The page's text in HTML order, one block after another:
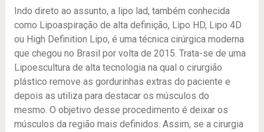
Indo direto ao assunto, a lipo lad, também conhecida
como Lipoaspiração de alta definição, Lipo HD, Lipo 4D
ou High Definition Lipo, é uma técnica cirúrgica moderna
que chegou no Brasil por volta de 2015. Trata-se de uma
Lipoescultura de alta tecnologia na qual o cirurgião
plástico remove as gordurinhas extras do paciente e
depois as utiliza para destacar os músculos do
mesmo. O objetivo desse procedimento é deixar os
músculos da região mais definidos. Assim, se a cirurgia